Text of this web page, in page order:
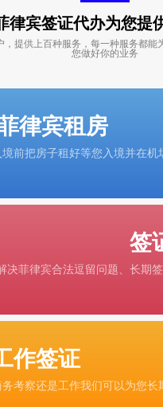
律宾签证代办为您提
，提供上百种服务，每一种服务都能
您做好你的业务
律宾租房
前把房子租好等您入境并在机
签
决菲律宾合法逗留问题、长期
作签证
考察还是工作我们可以为您长